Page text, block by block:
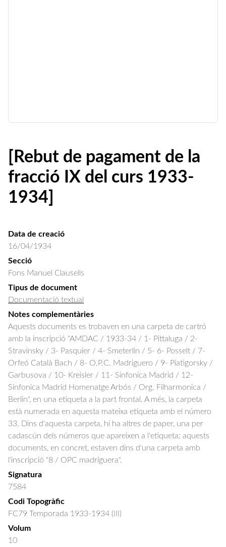
[Rebut de pagament de la
fracció IX del curs 1933-
1934]
Data de creació
16/04/1934
Secció
Fons Manuel Clausells
Tipus de document
Documentació textual
Notes complementàries
Aquests documents es trobaven en una carpeta de cartró
amb la inscripció "AMDAC / 1933-34 / 1- Pittaluga / 2-
Stravinsky / 3- Pasquier / 4- Smeterlin / 5- 6- Posselt / 7-
Orfeó Català Bach / 8- O.P.C. Madriguero / 9- Piatigorsky /
Garbusova / 10- Kreisler / 11- Sinfonica Madrid / 12-
Sinfonica Madrid Homenatge Arbós / Org. Filharmonica /
Berlin", en una etiqueta a la part frontal. A més, la carpeta
està numerada en aquesta mateixa etiqueta amb el número
33. Dins d'aquesta carpeta, hi ha altres de paper, una per
cadascún dels números que apareixen a l'etiqueta: aquests
documents, en concret, estaven dins d'una carpeta amb
l'inscripció "8 / OPC madriguera".
Signatura
7584
Codi Topogràfic
FC79 Temporada 1933-1934 (III)
Volum
10